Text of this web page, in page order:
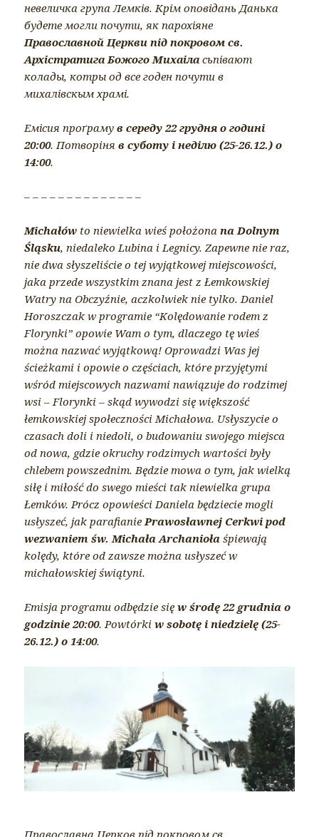
невеличкa групa Лемків. Крім оповідань Данька
будете могли почути, як парохіяне
Православной Церкви під покровом св.
Архістратига Божого Михаіла сьпівают
колады, котры од все годен почути в
михалівскым храмі.
Емісия проґрамув середу 22 грудня о годинi
20:00. Потворiняв суботу i недiлю (25-26.12.) о
14:00.
– – – – – – – – – – – – – –
Michałów to niewielka wieś położonana Dolnym
Śląsku, niedaleko Lubina i Legnicy. Zapewne nie raz,
nie dwa słyszeliście o tej wyjątkowej miejscowości,
jaka przede wszystkim znana jest z Łemkowskiej
Watry na Obczyźnie, aczkolwiek nie tylko. Daniel
Horoszczak w programie “Kolędowanie rodem z
Florynki” opowie Wam o tym, dlaczego tę wieś
można nazwać wyjątkową! Oprowadzi Was jej
ścieżkami i opowie o częściach, które przyjętymi
wśród miejscowych nazwami nawiązuje do rodzimej
wsi – Florynki – skąd wywodzi się większość
łemkowskiej społeczności Michałowa. Usłyszycie o
czasach doli i niedoli, o budowaniu swojego miejsca
od nowa, gdzie okruchy rodzimych wartości były
chlebem powszednim. Będzie mowa o tym, jak wielką
siłę i miłość do swego mieści tak niewielka grupa
Łemków. Prócz opowieści Daniela będziecie mogli
usłyszeć, jak parafianiePrawosławnej Cerkwi pod
wezwaniem św. Michała Archanioła śpiewają
kolędy, które od zawsze można usłyszeć w
michałowskiej świątyni.
Emisja programu odbędzie sięw środę 22 grudnia o
godzinie 20:00. Powtórkiw sobotę i niedzielę (25-
26.12.) o 14:00.
Православна Церков під покровом св.